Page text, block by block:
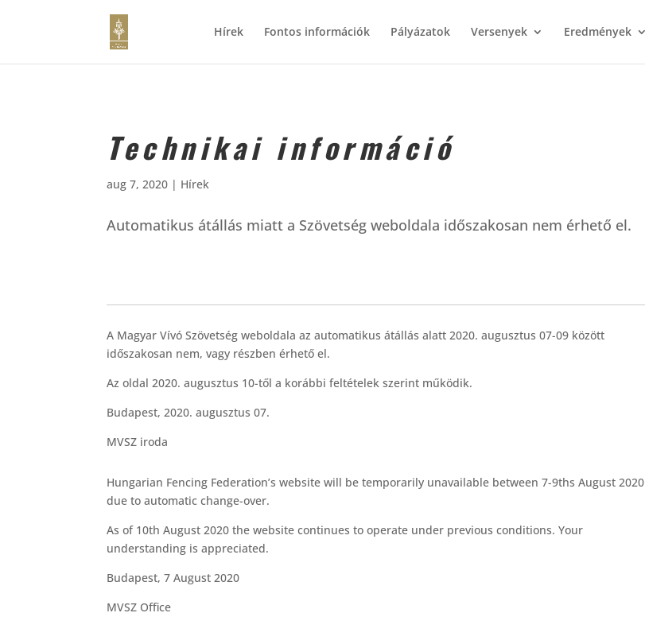
Hírek Fontos információk Pályázatok Versenyek Eredmények
Technikai információ
aug 7, 2020 | Hírek
Automatikus átállás miatt a Szövetség weboldala időszakosan nem érhető el.
A Magyar Vívó Szövetség weboldala az automatikus átállás alatt 2020. augusztus 07-09 között
időszakosan nem, vagy részben érhető el.
Az oldal 2020. augusztus 10-től a korábbi feltételek szerint működik.
Budapest, 2020. augusztus 07.
MVSZ iroda
Hungarian Fencing Federation’s website will be temporarily unavailable between 7-9ths August 2020
due to automatic change-over.
As of 10th August 2020 the website continues to operate under previous conditions. Your
understanding is appreciated.
Budapest, 7 August 2020
MVSZ Office